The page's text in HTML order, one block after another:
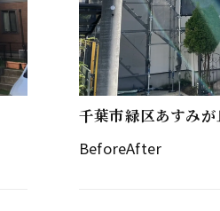
千葉市緑区あすみ
BeforeAfter